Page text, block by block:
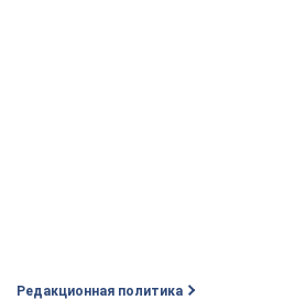
Редакционная политика